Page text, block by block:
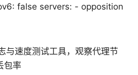
false servers: - opposition
与速度测试工具，观察代理节
包率